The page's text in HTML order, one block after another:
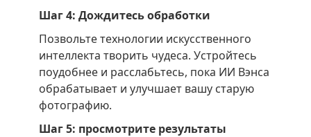
Шаг 4: Дождитесь обработки
Позвольте технологии искусственного
интеллекта творить чудеса. Устройтесь
поудобнее и расслабьтесь, пока ИИ Вэнса
обрабатывает и улучшает вашу старую
фотографию.
Шаг 5: просмотрите результаты